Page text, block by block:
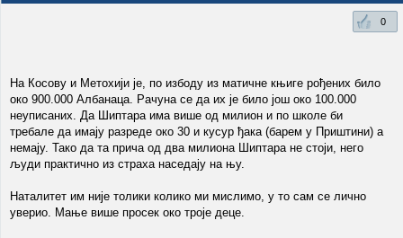
0
На Косову и Метохији је, по избоду из матичне књиге рођених било
око 900.000 Албанаца. Рачуна се да их је било још око 100.000
неуписаних. Да Шиптара има више од милион и по школе би
требале да имају разреде око 30 и кусур ђака (барем у Приштини) а
немају. Тако да та прича од два милиона Шиптара не стоји, него
људи практично из страха наседају на њу.
Наталитет им није толики колико ми мислимо, у то сам се лично
уверио. Мање више просек око троје деце.